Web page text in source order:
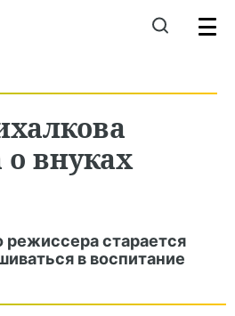
о внуках
режиссера старается
в воспитание